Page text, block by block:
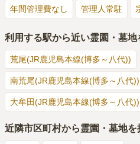
年間管理費なし 管理人常駐
利用する駅から近い霊園・墓地
荒尾(JR鹿児島本線(博多～八代))
南荒尾(JR鹿児島本線(博多～八代))
大牟田(JR鹿児島本線(博多～八代))
近隣市区町村から霊園・墓地を